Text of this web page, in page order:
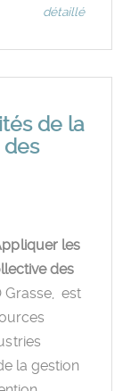
détaillé
de la
les
des
Grasse, est
la gestion